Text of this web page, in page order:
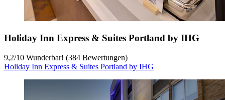
Holiday Inn Express & Suites Portland by IHG
9,2/10 Wunderbar! (384 Bewertungen)
Holiday Inn Express & Suites Portland by IHG